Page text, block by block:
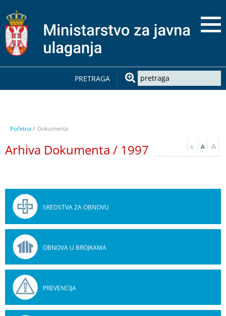
PRETRAGA
Početna / Dokumenta
Arhiva Dokumenta / 1997
SREDSTVA ZA OBNOVU
OBNOVA U BROJKAMA
PREVENCIJA